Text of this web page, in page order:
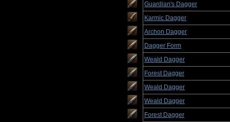
Guardian's Dagger
Karmic Dagger
Archon Dagger
Dagger Form
Weald Dagger
Forest Dagger
Weald Dagger
Weald Dagger
Forest Dagger